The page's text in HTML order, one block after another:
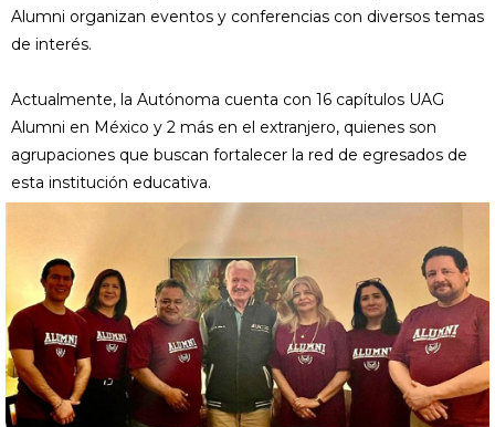
Alumni organizan eventos y conferencias con diversos temas
de interés.
Actualmente, la Autónoma cuenta con 16 capítulos UAG
Alumni en México y 2 más en el extranjero, quienes son
agrupaciones que buscan fortalecer la red de egresados de
esta institución educativa.